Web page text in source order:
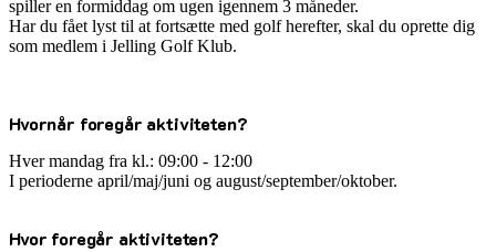
spiller en formiddag om ugen igennem 3 måneder.
Har du fået lyst til at fortsætte med golf herefter, skal du oprette dig
som medlem i Jelling Golf Klub.
Hvornår foregår aktiviteten?
Hver mandag fra kl.: 09:00 - 12:00
I perioderne april/maj/juni og august/september/oktober.
Hvor foregår aktiviteten?